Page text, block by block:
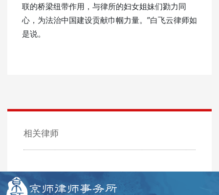
联的桥梁纽带作用，与律所的妇女姐妹们勠力同
心，为法治中国建设贡献巾帼力量。”白飞云律师如
是说。
相关律师